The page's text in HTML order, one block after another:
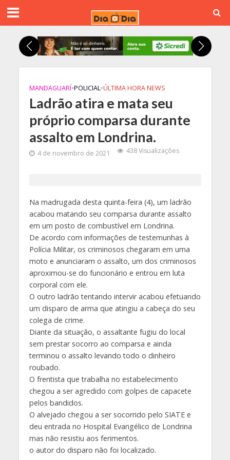
MANDAGUARÍ•POLICIAL•ÚLTIMA HORA NEWS
Ladrão atira e mata seu
próprio comparsa durante
assalto em Londrina.
4 de novembro de 2021 438 Visualizações
Na madrugada desta quinta-feira (4), um ladrão
acabou matando seu comparsa durante assalto
em um posto de combustível em Londrina.
De acordo com informações de testemunhas à
Polícia Militar, os criminosos chegaram em uma
moto e anunciaram o assalto, um dos criminosos
aproximou-se do funcionário e entrou em luta
corporal com ele.
O outro ladrão tentando intervir acabou efetuando
um disparo de arma que atingiu a cabeça do seu
colega de crime.
Diante da situação, o assaltante fugiu do local
sem prestar socorro ao comparsa e ainda
terminou o assalto levando todo o dinheiro
roubado.
O frentista que trabalha no estabelecimento
chegou a ser agredido com golpes de capacete
pelos bandidos.
O alvejado chegou a ser socorrido pelo SIATE e
deu entrada no Hospital Evangélico de Londrina
mas não resistiu aos ferimentos.
o autor do disparo não foi localizado.